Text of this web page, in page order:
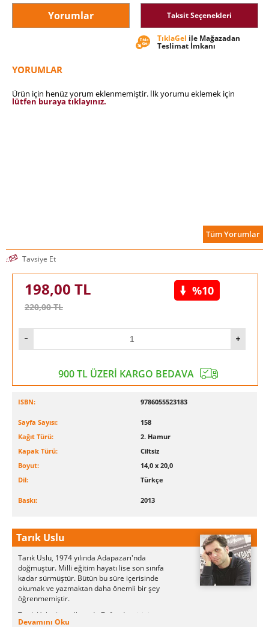
Yorumlar Taksit Seçenekleri
TıklaGel ile Mağazadan
Teslimat İmkanı
YORUMLAR
Ürün için henüz yorum eklenmemiştir. İlk yorumu eklemek için
lütfen buraya tıklayınız.
Tüm Yorumlar
Tavsiye Et
198,00 TL
220,00TL
%10
900 TL ÜZERİ KARGO BEDAVA
ISBN: 9786055523183
Sayfa Sayısı:
158
Kağıt Türü:
2. Hamur
Kapak Türü:
Ciltsiz
Boyut:
14,0 x 20,0
Dil:
Türkçe
Baskı: 2013
Tarık Uslu
Tarık Uslu, 1974 yılında Adapazarı'nda
doğmuştur. Milli eğitim hayatı lise son sınıfa
kadar sürmüştür. Bütün bu süre içerisinde
okumak ve yazmaktan daha önemli bir şey
öğrenmemiştir.
Tarık Uslu, lise yıllarında Zafer dergisinin yazı
Devamını Oku